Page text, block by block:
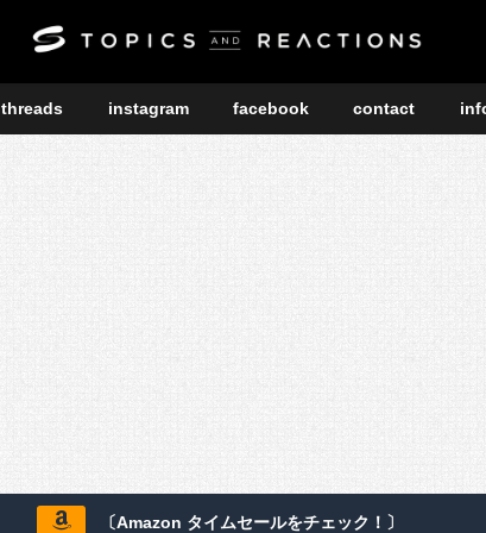
threads instagram facebook contact
〔Amazon タイムセールをチェック！〕